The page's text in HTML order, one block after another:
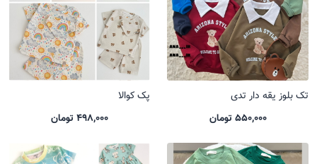
تک بلوز یقه دار تدی
550,000 تومان
پک کوالا
498,000 تومان